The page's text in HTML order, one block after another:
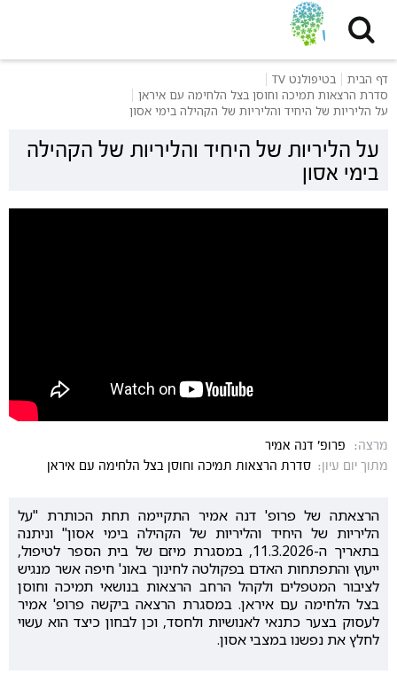
דף הבית
בטיפולנט TV
סדרת הרצאות תמיכה וחוסן בצל הלחימה עם איראן
על הליריות של היחיד והליריות של הקהילה בימי אסון
על הליריות של היחיד והליריות של הקהילה
בימי אסון
מרצה:
פרופ׳ דנה אמיר
מתוך יום עיון: סדרת הרצאות תמיכה וחוסן בצל הלחימה עם איראן
הרצאתה של פרופ' דנה אמיר התקיימה תחת הכותרת "על
הליריות של היחיד והליריות של הקהילה בימי אסון" וניתנה
בתאריך ה-11.3.2026, במסגרת מיזם של בית הספר לטיפול,
ייעוץ והתפתחות האדם בפקולטה לחינוך באונ' חיפה אשר מנגיש
לציבור המטפלים ולקהל הרחב הרצאות בנושאי תמיכה וחוסן
בצל הלחימה עם איראן. במסגרת הרצאה ביקשה פרופ' אמיר
לעסוק בצער כתנאי לאנושיות ולחסד, וכן לבחון כיצד הוא עשוי
לחלץ את נפשנו במצבי אסון.